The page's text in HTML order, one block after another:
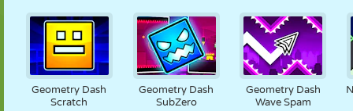
Geometry Dash
Scratch
Geometry Dash
SubZero
Geometry Dash
Wave Spam